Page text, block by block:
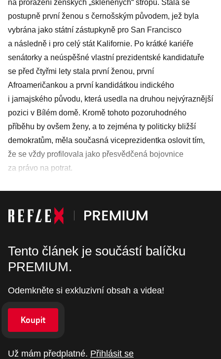
na prorážení ženských „skleněných“ stropů. Stala se
postupně první ženou s černošským původem, jež byla
vybrána jako státní zástupkyně pro San Francisco
a následně i pro celý stát Kalifornie. Po krátké kariéře
senátorky a neúspěšné vlastní prezidentské kandidatuře
se před čtyřmi lety stala první ženou, první
Afroameričankou a první kandidátkou indického
i jamajského původu, která usedla na druhou nejvýraznější
pozici v Bílém domě. Kromě tohoto pozoruhodného
příběhu by ovšem ženy, a to zejména ty politicky bližší
demokratům, měla současná viceprezidentka oslovit tím,
že se vždy profilovala jako přesvědčená bojovnice
za právo na potrat.
Tento článek je součástí balíčku
PREMIUM.
Odemkněte si exkluzivní obsah a videa!
Koupit
Už mám předplatné. Přihlásit se